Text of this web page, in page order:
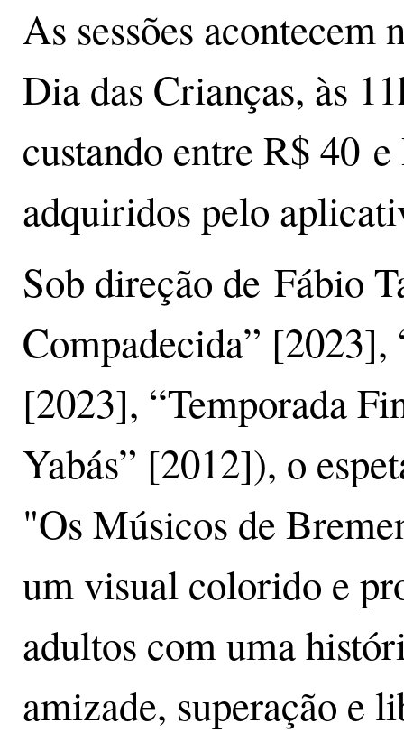
As sessões
Dia das Crianças, às
custando entre R$ 40
adquiridos pelo
Sob direção de Fábio
Compadecida” [2023],
[2023], “Temporada
Yabás” [2012]), o
"Os Músicos de
um visual colorido e
adultos com uma
amizade, superação e